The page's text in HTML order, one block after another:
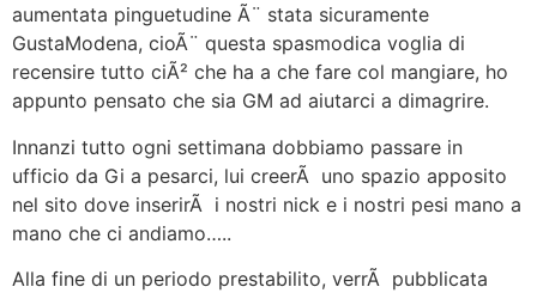
aumentata pinguetudine Ã¨ stata sicuramente
GustaModena, cioÃ¨ questa spasmodica voglia di
recensire tutto ciÃ² che ha a che fare col mangiare, ho
appunto pensato che sia GM ad aiutarci a dimagrire.
Innanzi tutto ogni settimana dobbiamo passare in
ufficio da Gi a pesarci, lui creerÃ uno spazio apposito
nel sito dove inserirÃ i nostri nick e i nostri pesi mano a
mano che ci andiamo…..
Alla fine di un periodo prestabilito, verrÃ pubblicata